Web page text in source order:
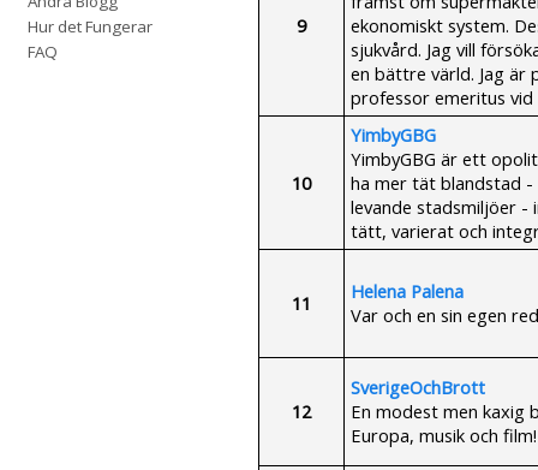
Hur det Fungerar
FAQ
9
ekonomiskt system.
sjukvård. Jag vill
en bättre värld. Jag är
professor emeritus vid
10
YimbyGBG
YimbyGBG är ett
ha mer tät blandstad -
levande stadsmiljöer -
tätt, varierat och
11
Helena Palena
Var och en sin egen
12
SverigeOchBrott
En modest men kaxig
Europa, musik och